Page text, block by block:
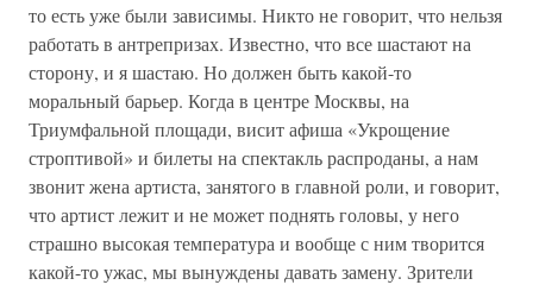
то есть уже были зависимы. Никто не говорит, что нельзя
работать в антрепризах. Известно, что все шастают на
сторону, и я шастаю. Но должен быть какой-то
моральный барьер. Когда в центре Москвы, на
Триумфальной площади, висит афиша «Укрощение
строптивой» и билеты на спектакль распроданы, а нам
звонит жена артиста, занятого в главной роли, и говорит,
что артист лежит и не может поднять головы, у него
страшно высокая температура и вообще с ним творится
какой-то ужас, мы вынуждены давать замену. Зрители